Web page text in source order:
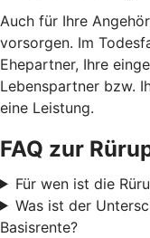
Auch für Ihre
vorsorgen. Im
Ehepartner, Ihre
Lebenspartner bzw.
eine Leistung.
FAQ zur
Für wen ist die
Was ist der
Basisrente?